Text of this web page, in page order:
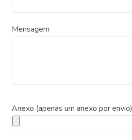
Mensagem
Anexo (apenas um anexo por envio)